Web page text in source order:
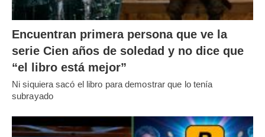
Encuentran primera persona que ve la
serie Cien años de soledad y no dice que
“el libro está mejor”
Ni siquiera sacó el libro para demostrar que lo tenía
subrayado